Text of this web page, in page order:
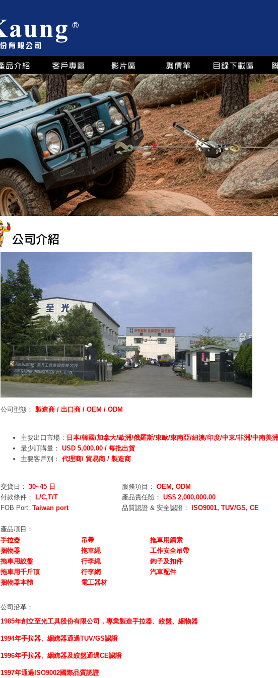
公司型態： 製造商 / 出口商 / OEM / ODM
主要出口市場： 日本/韓國/加拿大/歐洲/俄羅斯/東歐/東南亞/紐澳/印度/中東/非洲/中南美洲
最少訂購量： USD 5,000.00 / 每批出貨
主要客戶別： 代理商/ 貿易商 / 製造商
交貨日： 30~45 日
付款條件：
L/C,T/T
FOB Port: Taiwan port
服務項目： OEM, ODM
產品責任險： US$ 2,000,000.00
品質認證 & 安全認證：
ISO9001, TUV/GS, CE
產品項目：
手拉器
捆物器
拖車用絞盤
拖車用千斤頂
捆物器本體
吊帶
拖車繩
行李繩
行李網
電工器材
拖車用鋼索
工作安全吊帶
鉤子及扣件
汽車配件
公司沿革：
1985年創立至光工具股份有限公司，專業製造手拉器、絞盤、綑物器
1994年手拉器、綑綁器通過TUV/GS認證
1996年手拉器、綑綁器及絞盤通過CE認證
1997年通過ISO9002國際品質認證